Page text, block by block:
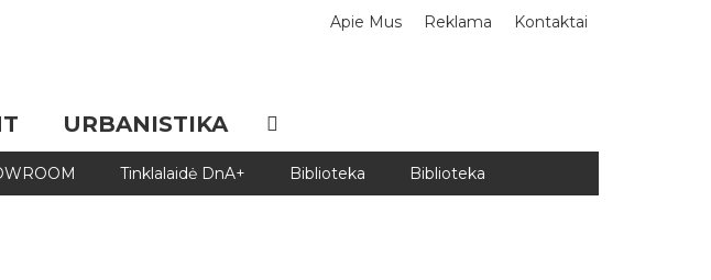
Apie Mus Reklama Kontaktai
URBANISTIKA
Tinklalaidė DnA+ Biblioteka Biblioteka